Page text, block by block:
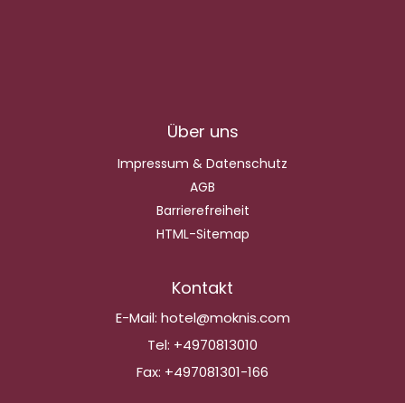
Über uns
Impressum & Datenschutz
AGB
Barrierefreiheit
HTML-Sitemap
Kontakt
E-Mail: hotel@moknis.com
Tel: +4970813010
Fax: +497081301-166